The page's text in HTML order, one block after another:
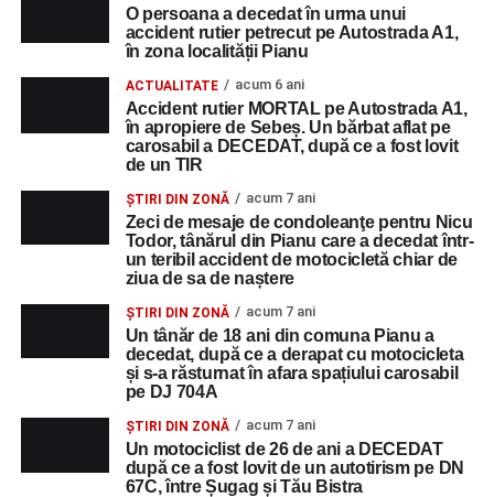
O persoana a decedat în urma unui
accident rutier petrecut pe Autostrada A1,
în zona localității Pianu
ACTUALITATE acum 6 ani
Accident rutier MORTAL pe Autostrada A1,
în apropiere de Sebeș. Un bărbat aflat pe
carosabil a DECEDAT, după ce a fost lovit
de un TIR
ȘTIRI DIN ZONĂ acum 7 ani
Zeci de mesaje de condoleanţe pentru Nicu
Todor, tânărul din Pianu care a decedat într-
un teribil accident de motocicletă chiar de
ziua de sa de naștere
ȘTIRI DIN ZONĂ acum 7 ani
Un tânăr de 18 ani din comuna Pianu a
decedat, după ce a derapat cu motocicleta
și s-a răsturnat în afara spațiului carosabil
pe DJ 704A
ȘTIRI DIN ZONĂ acum 7 ani
Un motociclist de 26 de ani a DECEDAT
după ce a fost lovit de un autotirism pe DN
67C, între Șugag și Tău Bistra